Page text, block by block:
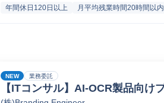
年間休日120日以上 月平均残業時間20時間以内
NEW 業務委託
【ITコンサル】AI-OCR製品向け